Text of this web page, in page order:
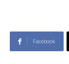
Facebook